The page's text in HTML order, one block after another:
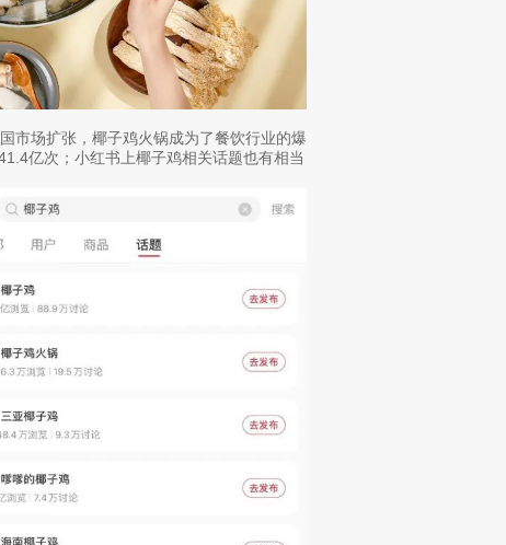
市场扩张，椰子鸡火锅成为了餐饮行业的爆
亿次；小红书上椰子鸡相关话题也有相当